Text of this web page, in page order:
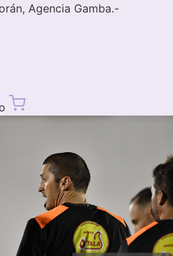
Agencia Gamba.-